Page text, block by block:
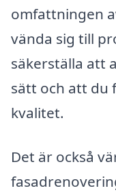
omfattningen
vända sig till
säkerställa att
sätt och att du
kvalitet.
Det är också